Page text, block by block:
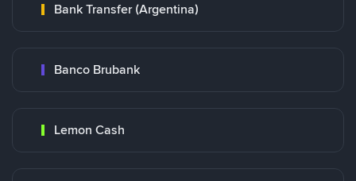
Bank Transfer (Argentina)
Banco Brubank
Lemon Cash